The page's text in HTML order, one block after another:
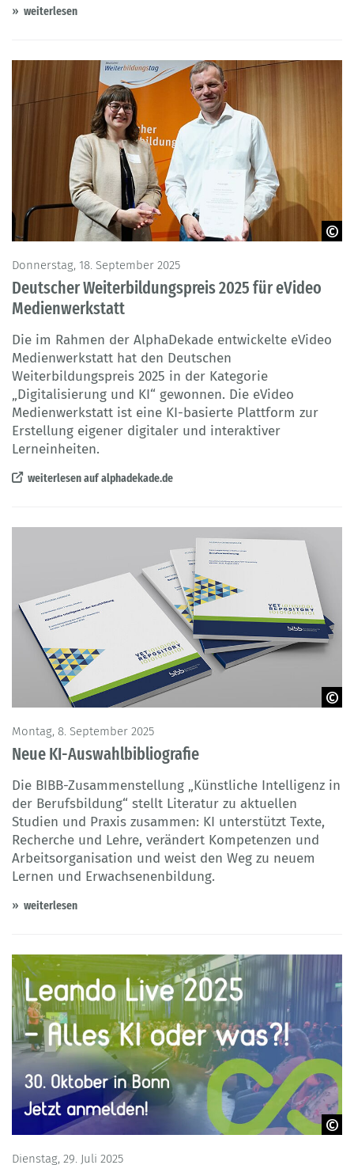
weiterlesen
Donnerstag, 18. September 2025
Deutscher Weiterbildungspreis 2025 für eVideo
Medienwerkstatt
Die im Rahmen der AlphaDekade entwickelte eVideo
Medienwerkstatt hat den Deutschen
Weiterbildungspreis 2025 in der Kategorie
„Digitalisierung und KI“ gewonnen. Die eVideo
Medienwerkstatt ist eine KI-basierte Plattform zur
Erstellung eigener digitaler und interaktiver
Lerneinheiten.
weiterlesen auf alphadekade.de
Montag, 8. September 2025
Neue KI-Auswahlbibliografie
Die BIBB-Zusammenstellung „Künstliche Intelligenz in
der Berufsbildung“ stellt Literatur zu aktuellen
Studien und Praxis zusammen: KI unterstützt Texte,
Recherche und Lehre, verändert Kompetenzen und
Arbeitsorganisation und weist den Weg zu neuem
Lernen und Erwachsenenbildung.
weiterlesen
Dienstag, 29. Juli 2025